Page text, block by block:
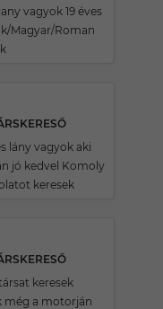
vagyok 19 éves
Magyar/Roman
lány vagyok aki
jó kedvel Komoly
keresek
keresek
még a motorján